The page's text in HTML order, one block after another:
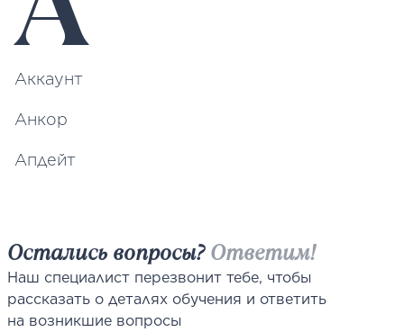
Аккаунт
Анкор
Апдейт
Остались вопросы?Ответим!
Наш специалист перезвонит тебе, чтобы
рассказать о деталях обучения и ответить
на возникшие вопросы